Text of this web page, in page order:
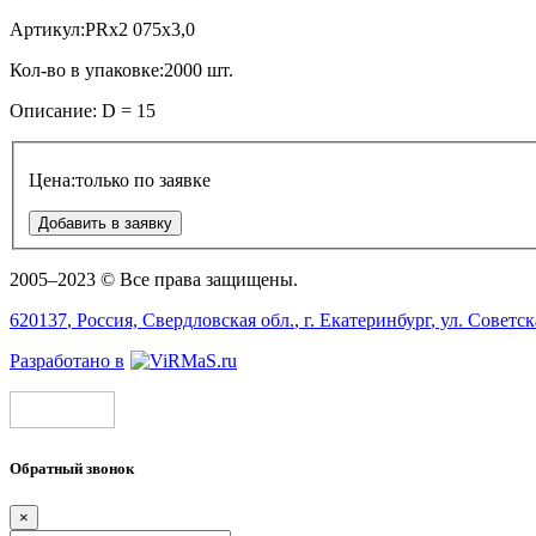
Артикул:PRx2 075x3,0
Кол-во в упаковке:2000 шт.
Описание: D = 15
Цена:только по заявке
Добавить в заявку
2005–2023 © Все права защищены.
620137, Россия, Свердловская обл., г. Екатеринбург, ул.
Разработано в
Обратный звонок
×